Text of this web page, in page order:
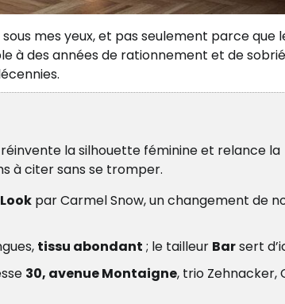
mes yeux, et pas seulement parce que
à des années de rationnement et de
la silhouette féminine et relance la
à citer sans se tromper.
par Carmel Snow, un changement de
tissu abondant ; le tailleur Barsert
30, avenue Montaigne, trio Zehnacker,